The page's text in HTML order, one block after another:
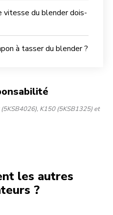
vitesse du blender dois-
à tasser du blender ?
K150 (5KSB1325) et
les autres
?